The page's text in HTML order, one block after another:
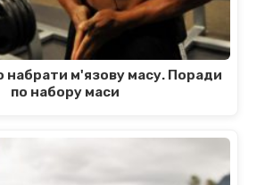
набрати м'язову масу. Поради
по набору маси